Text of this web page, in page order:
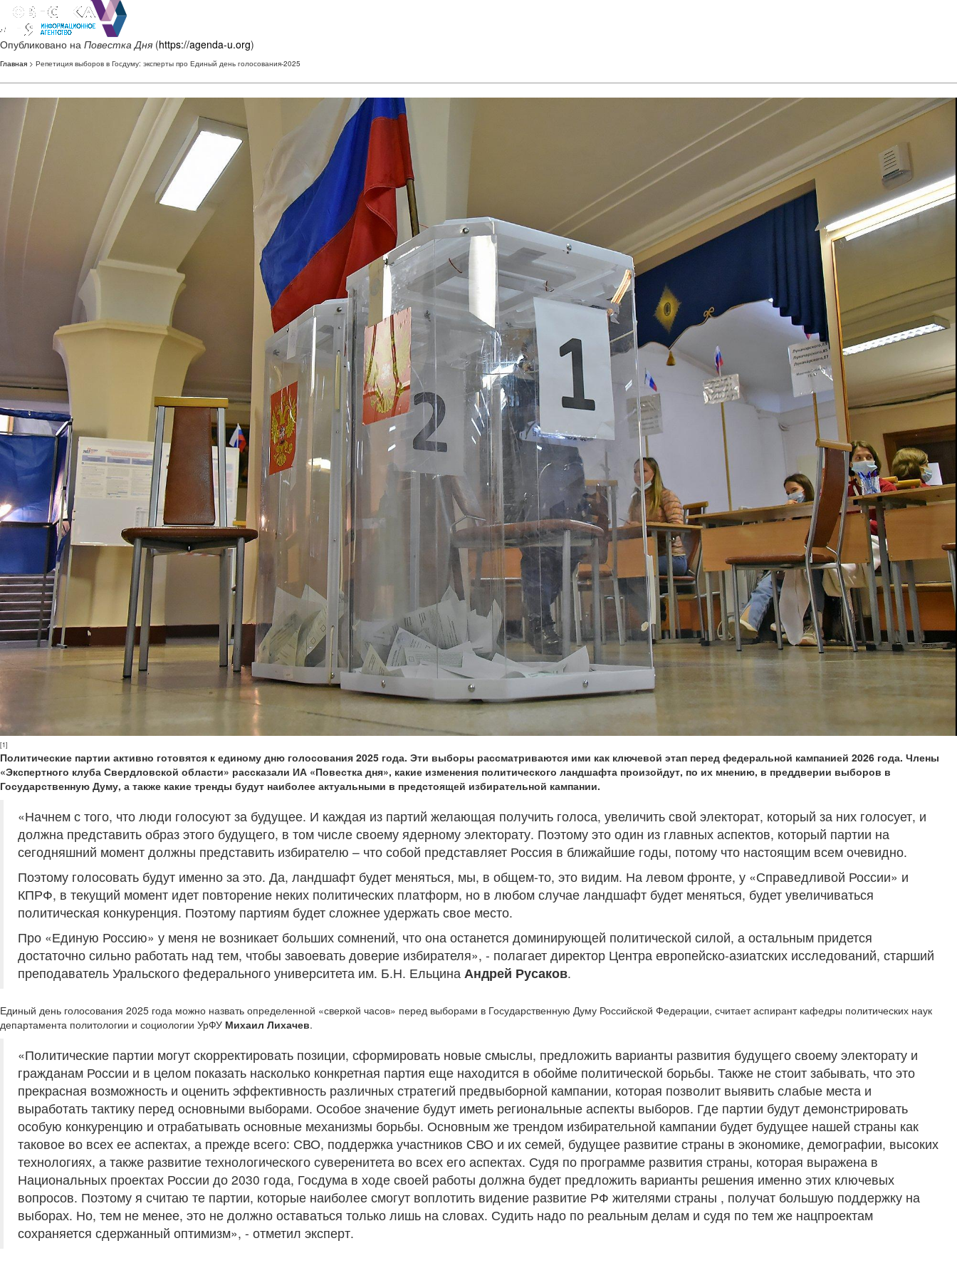
Опубликовано на Повестка Дня (https://agenda-u.org)
Главная > Репетиция выборов в Госдуму: эксперты про Единый день голосования-2025
[1]
Политические партии активно готовятся к единому дню голосования 2025 года. Эти выборы рассматриваются ими как ключевой этап перед федеральной кампанией 2026 года. Члены
«Экспертного клуба Свердловской области» рассказали ИА «Повестка дня», какие изменения политического ландшафта произойдут, по их мнению, в преддверии выборов в
Государственную Думу, а также какие тренды будут наиболее актуальными в предстоящей избирательной кампании.
«Начнем с того, что люди голосуют за будущее. И каждая из партий желающая получить голоса, увеличить свой электорат, который за них голосует, и
должна представить образ этого будущего, в том числе своему ядерному электорату. Поэтому это один из главных аспектов, который партии на
сегодняшний момент должны представить избирателю – что собой представляет Россия в ближайшие годы, потому что настоящим всем очевидно.
Поэтому голосовать будут именно за это. Да, ландшафт будет меняться, мы, в общем-то, это видим. На левом фронте, у «Справедливой России» и
КПРФ, в текущий момент идет повторение неких политических платформ, но в любом случае ландшафт будет меняться, будет увеличиваться
политическая конкуренция. Поэтому партиям будет сложнее удержать свое место.
Про «Единую Россию» у меня не возникает больших сомнений, что она останется доминирующей политической силой, а остальным придется
достаточно сильно работать над тем, чтобы завоевать доверие избирателя», - полагает директор Центра европейско-азиатских исследований, старший
преподаватель Уральского федерального университета им. Б.Н. Ельцина Андрей Русаков.
Единый день голосования 2025 года можно назвать определенной «сверкой часов» перед выборами в Государственную Думу Российской Федерации, считает аспирант кафедры политических наук
департамента политологии и социологии УрФУ Михаил Лихачев.
«Политические партии могут скорректировать позиции, сформировать новые смыслы, предложить варианты развития будущего своему электорату и
гражданам России и в целом показать насколько конкретная партия еще находится в обойме политической борьбы. Также не стоит забывать, что это
прекрасная возможность и оценить эффективность различных стратегий предвыборной кампании, которая позволит выявить слабые места и
выработать тактику перед основными выборами. Особое значение будут иметь региональные аспекты выборов. Где партии будут демонстрировать
особую конкуренцию и отрабатывать основные механизмы борьбы. Основным же трендом избирательной кампании будет будущее нашей страны как
таковое во всех ее аспектах, а прежде всего: СВО, поддержка участников СВО и их семей, будущее развитие страны в экономике, демографии, высоких
технологиях, а также развитие технологического суверенитета во всех его аспектах. Судя по программе развития страны, которая выражена в
Национальных проектах России до 2030 года, Госдума в ходе своей работы должна будет предложить варианты решения именно этих ключевых
вопросов. Поэтому я считаю те партии, которые наиболее смогут воплотить видение развитие РФ жителями страны , получат большую поддержку на
выборах. Но, тем не менее, это не должно оставаться только лишь на словах. Судить надо по реальным делам и судя по тем же нацпроектам
сохраняется сдержанный оптимизм», - отметил эксперт.